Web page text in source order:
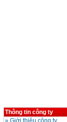
Thông tin công ty
» Giới thiệu công ty